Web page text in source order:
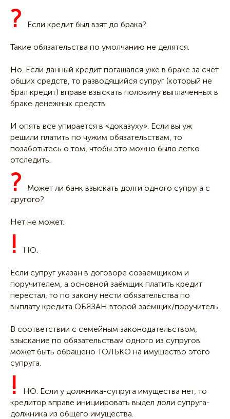
? Если кредит был взят до брака?
Такие обязательства по умолчанию не делятся.
Но. Если данный кредит погашался уже в браке за счёт
общих средств, то разводящийся супруг (который не
брал кредит) вправе взыскать половину выплаченных в
браке денежных средств.
И опять все упирается в «доказуху». Если вы уж
решили платить по чужим обязательствам, то
позаботьтесь о том, чтобы это можно было легко
отследить.
?
Может ли банк взыскать долги одного супруга с
другого?
Нет не может.
! НО.
Если супруг указан в договоре созаемщиком и
поручителем, а основной заёмщик платить кредит
перестал, то по закону нести обязательства по
выплату кредита ОБЯЗАН второй заёмщик/поручитель.
В соответствии с семейным законодательством,
взыскание по обязательствам одного из супругов
может быть обращено ТОЛЬКО на имущество этого
супруга.
!
НО. Если у должника-супруга имущества нет, то
кредитор вправе инициировать выдел доли супруга-
должника из общего имущества.